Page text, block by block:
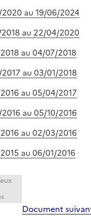
au 19/06/2024
au 22/04/2020
au 04/07/2018
au 03/01/2018
au 05/04/2017
au 05/10/2016
au 02/03/2016
au 06/01/2016
Document